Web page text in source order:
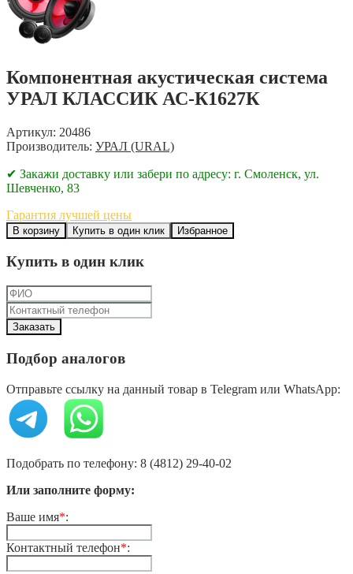
Компонентная акустическая система
УРАЛ КЛАССИК АС-К1627К
Артикул: 20486
Производитель: УРАЛ (URAL)
✔ Закажи доставку или забери по адресу: г. Смоленск, ул.
Шевченко, 83
Гарантия лучшей цены
В корзину Купить в один клик Избранное
Купить в один клик
Подбор аналогов
Отправьте ссылку на данный товар в Telegram или WhatsApp:
Подобрать по телефону: 8 (4812) 29-40-02
Или заполните форму:
Ваше имя*:
Контактный телефон*: